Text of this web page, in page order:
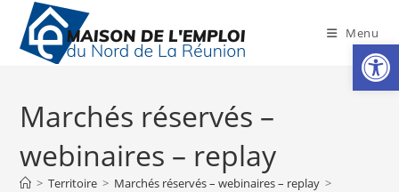
content
Menu
Marchés réservés –
webinaires – replay
> Territoire > Marchés réservés – webinaires – replay >